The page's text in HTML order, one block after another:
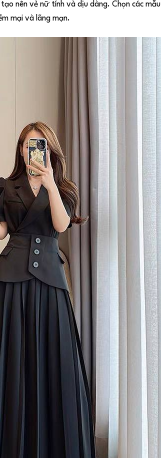
nên vẻ nữ tính và dịu dàng. Chọn các
mại và lãng mạn.